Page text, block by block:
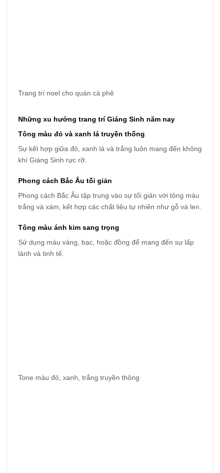
Trang trí noel cho quán cà phê
Những xu hướng trang trí Giáng Sinh năm nay
Tông màu đỏ và xanh lá truyền thống
Sự kết hợp giữa đỏ, xanh lá và trắng luôn mang đến không
khí Giáng Sinh rực rỡ.
Phong cách Bắc Âu tối giản
Phong cách Bắc Âu tập trung vào sự tối giản với tông màu
trắng và xám, kết hợp các chất liệu tự nhiên như gỗ và len.
Tông màu ánh kim sang trọng
Sử dụng màu vàng, bạc, hoặc đồng để mang đến sự lấp
lánh và tinh tế.
Tone màu đỏ, xanh, trắng truyền thông